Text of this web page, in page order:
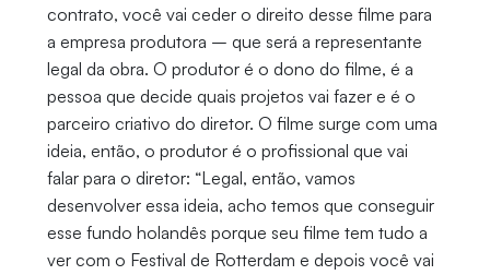
contrato, você vai ceder o direito desse filme para
a empresa produtora – que será a representante
legal da obra. O produtor é o dono do filme, é a
pessoa que decide quais projetos vai fazer e é o
parceiro criativo do diretor. O filme surge com uma
ideia, então, o produtor é o profissional que vai
falar para o diretor: “Legal, então, vamos
desenvolver essa ideia, acho temos que conseguir
esse fundo holandês porque seu filme tem tudo a
ver com o Festival de Rotterdam e depois você vai